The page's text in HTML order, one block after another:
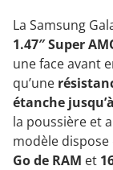
La Samsung
1.47″ Super
une face avant
qu’une
étanche
la poussière et
modèle dispose
Go de RAM et